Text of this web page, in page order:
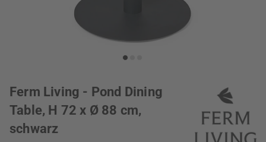
Ferm Living - Pond Dining
Table, H 72 x Ø 88 cm,
schwarz